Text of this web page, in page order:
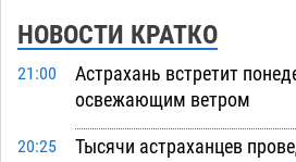
НОВОСТИ КРАТКО
21:00
Астрахань встретит
освежающим ветром
20:25
Тысячи астраханцев